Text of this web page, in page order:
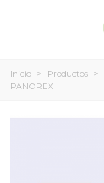
Inicio > Productos >
PANOREX